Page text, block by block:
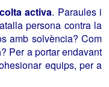
activa. Paraules i
persona contra la
amb solvència? Com
? Per a portar endavant
equips, per a